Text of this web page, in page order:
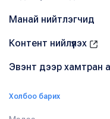
Манай нийтлэгчид
Контент нийлүүлэх
Эвэнт дээр хамтран
Холбоо барих